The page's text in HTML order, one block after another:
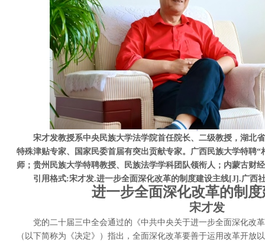
宋才发教授系中央民族大学法学院首任院长、二级教授，湖北
特殊津贴专家、国家民委首届有突出贡献专家。广西民族大学特聘“
师； 贵州民族大学特聘教授、民族法学学科团队领衔人； 内蒙古财
引用格式:宋才发.进一步全面深化改革的制度建设主线[J].广西
进一步全面深化改革的制
宋才发
党的二十届三中全会通过的《中共中央关于进一步全面深化改
（以下简称为《决定》）指出，全面深化改革要善于运用改革开放